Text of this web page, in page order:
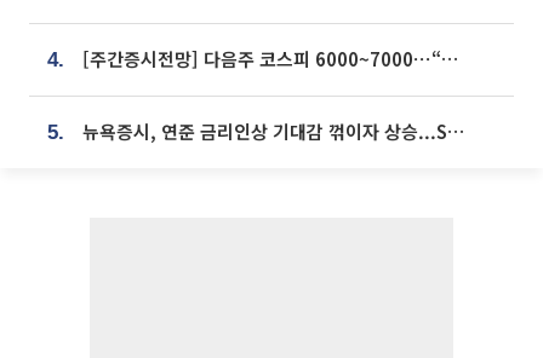
4. [주간증시전망] 다음주 코스피 6000~7000⋯“外人 수급은 정책이 변수”
5. 뉴욕증시, 연준 금리인상 기대감 꺾이자 상승...S&P500 사상 최고치 [종합]